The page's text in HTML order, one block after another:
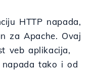
HTTP napada,
za Apache. Ovaj
veb aplikacija,
tako i od